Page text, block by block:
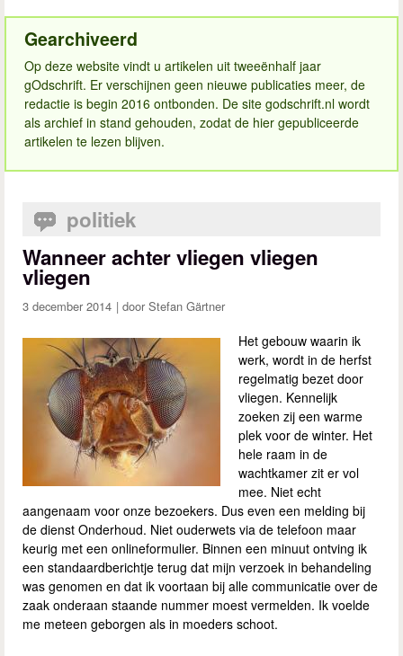
Gearchiveerd
Op deze website vindt u artikelen uit tweeënhalf jaar
gOdschrift. Er verschijnen geen nieuwe publicaties meer, de
redactie is begin 2016 ontbonden. De site godschrift.nl wordt
als archief in stand gehouden, zodat de hier gepubliceerde
artikelen te lezen blijven.
politiek
Wanneer achter vliegen vliegen
vliegen
3 december 2014 Stefan Gärtner
Het gebouw waarin ik
werk, wordt in de herfst
regelmatig bezet door
vliegen. Kennelijk
zoeken zij een warme
plek voor de winter. Het
hele raam in de
wachtkamer zit er vol
mee. Niet echt
aangenaam voor onze bezoekers. Dus even een melding bij
de dienst Onderhoud. Niet ouderwets via de telefoon maar
keurig met een onlineformulier. Binnen een minuut ontving ik
een standaardberichtje terug dat mijn verzoek in behandeling
was genomen en dat ik voortaan bij alle communicatie over de
zaak onderaan staande nummer moest vermelden. Ik voelde
me meteen geborgen als in moeders schoot.